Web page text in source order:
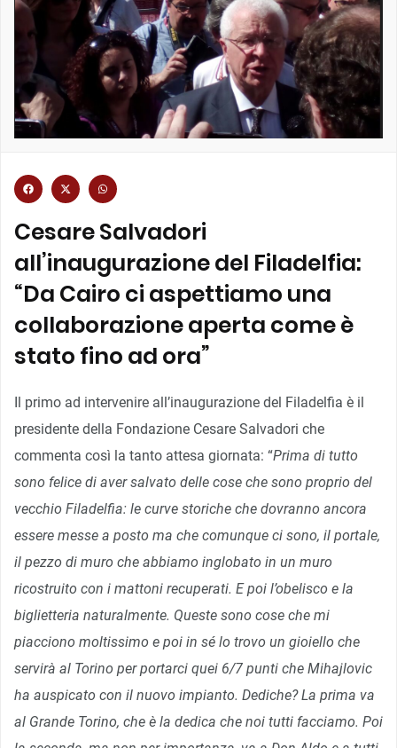
Cesare Salvadori
all’inaugurazione del Filadelfia:
“Da Cairo ci aspettiamo una
collaborazione aperta come è
stato fino ad ora”
Il primo ad intervenire all’inaugurazione del Filadelfia è il
presidente della Fondazione Cesare Salvadori che
commenta così la tanto attesa giornata: “Prima di tutto
sono felice di aver salvato delle cose che sono proprio del
vecchio Filadelfia: le curve storiche che dovranno ancora
essere messe a posto ma che comunque ci sono, il portale,
il pezzo di muro che abbiamo inglobato in un muro
ricostruito con i mattoni recuperati. E poi l’obelisco e la
biglietteria naturalmente. Queste sono cose che mi
piacciono moltissimo e poi in sé lo trovo un gioiello che
servirà al Torino per portarci quei 6/7 punti che Mihajlovic
ha auspicato con il nuovo impianto. Dediche? La prima va
al Grande Torino, che è la dedica che noi tutti facciamo. Poi